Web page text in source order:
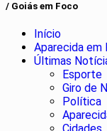
/ Goiás em Foco
Início
Aparecida em
Últimas
Esporte
Giro de
Política